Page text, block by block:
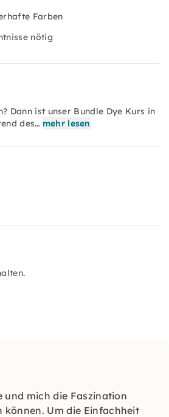
Farben
nötig
Dann ist unser Bundle Dye Kurs in
des… mehr lesen
und mich die Faszination
können. Um die Einfachheit